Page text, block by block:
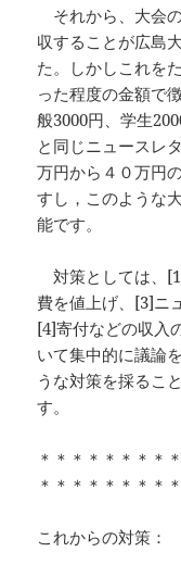
それから、大会
収することが広島
た。しかしこれを
った程度の金額で
般3000円、学生
と同じニュースレ
万円から４０万円
すし，このような
能です。
対策としては、
費を値上げ、[3]ニ
[4]寄付などの収入
いて集中的に議論
うな対策を採るこ
す。
＊＊＊＊＊＊＊＊
＊＊＊＊＊＊＊＊＊
これからの対策：